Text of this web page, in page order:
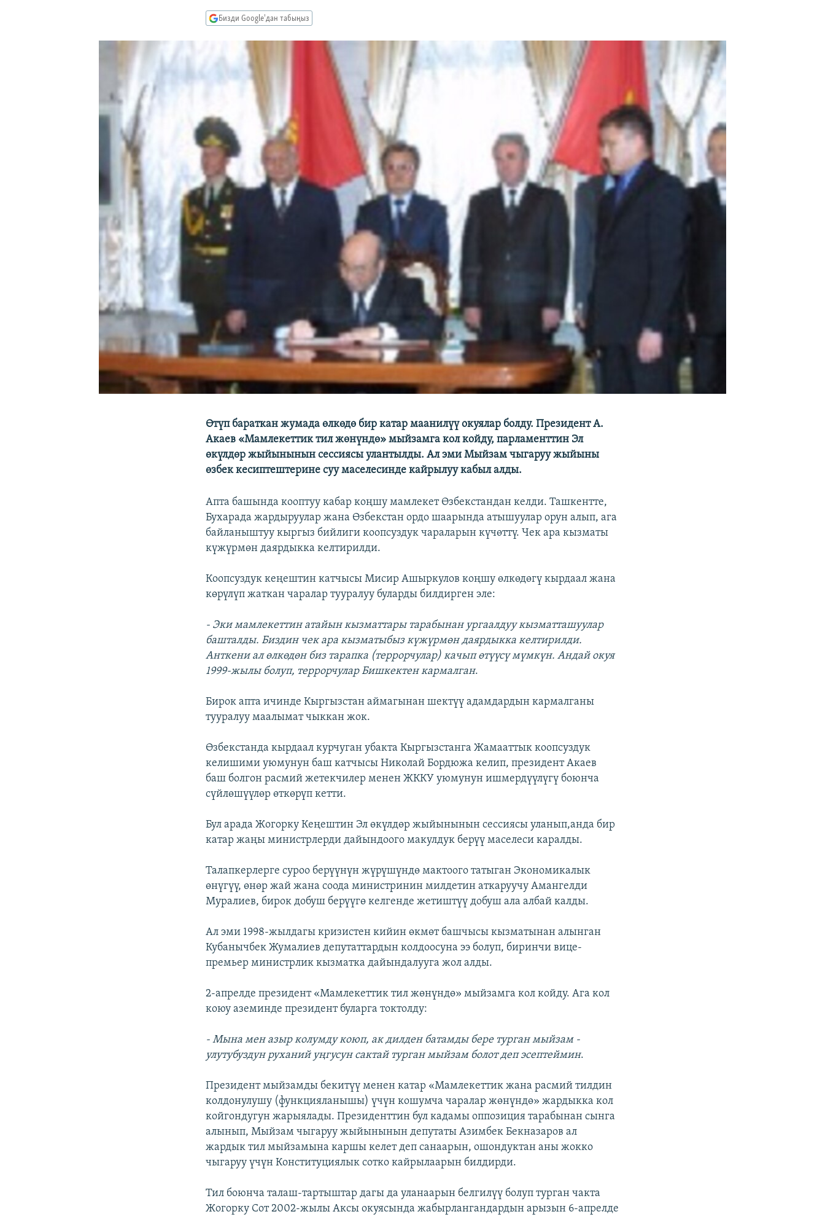
Бизди Google'дан табыңыз
Өтүп бараткан жумада өлкөдө бир катар маанилүү окуялар болду. Президент А.
Акаев «Мамлекеттик тил жөнүндө» мыйзамга кол койду, парламенттин Эл
өкүлдөр жыйынынын сессиясы улантылды. Ал эми Мыйзам чыгаруу жыйыны
өзбек кесиптештерине суу маселесинде кайрылуу кабыл алды.
Апта башында кооптуу кабар коңшу мамлекет Өзбекстандан келди. Ташкентте,
Бухарада жардыруулар жана Өзбекстан ордо шаарында атышуулар орун алып, ага
байланыштуу кыргыз бийлиги коопсуздук чараларын күчөттү. Чек ара кызматы
күжүрмөн даярдыкка келтирилди.
Коопсуздук кеңештин катчысы Мисир Ашыркулов коңшу өлкөдөгү кырдаал жана
көрүлүп жаткан чаралар тууралуу буларды билдирген эле:
- Эки мамлекеттин атайын кызматтары тарабынан ургаалдуу кызматташуулар
башталды. Биздин чек ара кызматыбыз күжүрмөн даярдыкка келтирилди.
Анткени ал өлкөдөн биз тарапка (террорчулар) качып өтүүсү мүмкүн. Андай окуя
1999-жылы болуп, террорчулар Бишкектен кармалган.
Бирок апта ичинде Кыргызстан аймагынан шектүү адамдардын кармалганы
тууралуу маалымат чыккан жок.
Өзбекстанда кырдаал курчуган убакта Кыргызстанга Жамааттык коопсуздук
келишими уюмунун баш катчысы Николай Бордюжа келип, президент Акаев
баш болгон расмий жетекчилер менен ЖККУ уюмунун ишмердүүлүгү боюнча
сүйлөшүүлөр өткөрүп кетти.
Бул арада Жогорку Кеңештин Эл өкүлдөр жыйынынын сессиясы уланып,анда бир
катар жаңы министрлерди дайындоого макулдук берүү маселеси каралды.
Талапкерлерге суроо берүүнүн жүрүшүндө мактоого татыган Экономикалык
өнүгүү, өнөр жай жана соода министринин милдетин аткаруучу Амангелди
Муралиев, бирок добуш берүүгө келгенде жетиштүү добуш ала албай калды.
Ал эми 1998-жылдагы кризистен кийин өкмөт башчысы кызматынан алынган
Кубанычбек Жумалиев депутаттардын колдоосуна ээ болуп, биринчи вице-
премьер министрлик кызматка дайындалууга жол алды.
2-апрелде президент «Мамлекеттик тил жөнүндө» мыйзамга кол койду. Ага кол
коюу аземинде президент буларга токтолду:
- Мына мен азыр колумду коюп, ак дилден батамды бере турган мыйзам -
улутубуздун руханий уңгусун сактай турган мыйзам болот деп эсептеймин.
Президент мыйзамды бекитүү менен катар «Мамлекеттик жана расмий тилдин
колдонулушу (функцияланышы) үчүн кошумча чаралар жөнүндө» жардыкка кол
койгондугун жарыялады. Президенттин бул кадамы оппозиция тарабынан сынга
алынып, Мыйзам чыгаруу жыйынынын депутаты Азимбек Бекназаров ал
жардык тил мыйзамына каршы келет деп санаарын, ошондуктан аны жокко
чыгаруу үчүн Конституциялык сотко кайрылаарын билдирди.
Тил боюнча талаш-тартыштар дагы да уланаарын белгилүү болуп турган чакта
Жогорку Сот 2002-жылы Аксы окуясында жабырлангандардын арызын 6-апрелде